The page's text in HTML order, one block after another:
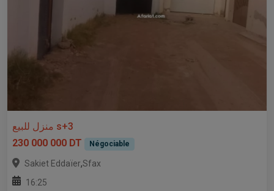
منزل للبيع s+3
230 000 000 DT
Négociable
Sakiet Eddaïer,Sfax
16:25